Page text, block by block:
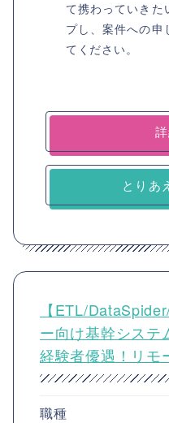
て携わっていきた
プし、案件への申
てください。
とりあ
【ETL/
ー向け基幹シス
経験者優遇！リモ
職種